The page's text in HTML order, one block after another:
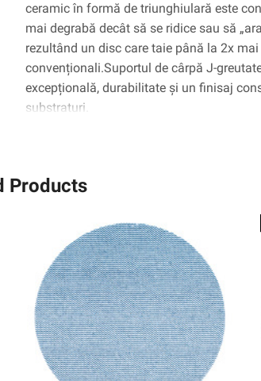
Die
500X,
50/Carton,
250
EA/CAZĂ
ceramic în formă de triunghiulară este
mai degrabă decât să se ridice sau să
rezultând un disc care taie până la 2x
convenționali.Suportul de cârpă J-
excepțională, durabilitate și un finisaj
substraturi.
Products